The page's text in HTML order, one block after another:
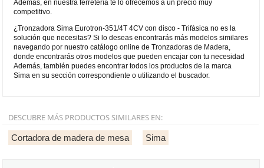
Además, en nuestra ferretería te lo ofrecemos a un precio muy
competitivo.
¿Tronzadora Sima Eurotron-351/4T 4CV con disco - Trifásica no es la
solución que necesitas? Si lo deseas encontrarás más modelos similares
navegando por nuestro catálogo online de Tronzadoras de Madera,
donde encontrarás otros modelos que pueden encajar con tu necesidad
Además, también puedes encontrar todos los productos de la marca
Sima en su sección correspondiente o utilizando el buscador.
DESCUBRE MÁS PRODUCTOS SIMILARES EN:
Cortadora de madera de mesa Sima